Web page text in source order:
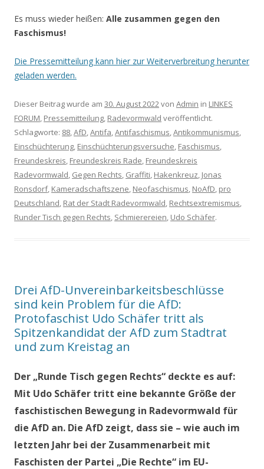
Es muss wieder heißen: Alle zusammen gegen den
Faschismus!
Die Pressemitteilung kann hier zur Weiterverbreitung herunter
geladen werden.
Dieser Beitrag wurde am 30. August 2022von Admin in LINKES
FORUM, Pressemitteilung, Radevormwald veröffentlicht.
Schlagworte: 88,AfD,Antifa,Antifaschismus,Antikommunismus,
Einschüchterung, Einschüchterungsversuche, Faschismus,
Freundeskreis, Freundeskreis Rade, Freundeskreis
Radevormwald, Gegen Rechts, Graffiti, Hakenkreuz, Jonas
Ronsdorf, Kameradschaftszene, Neofaschismus, NoAfD, pro
Deutschland, Rat der Stadt Radevormwald, Rechtsextremismus,
Runder Tisch gegen Rechts, Schmierereien, Udo Schäfer.
Drei AfD-Unvereinbarkeitsbeschlüsse
sind kein Problem für die AfD:
Protofaschist Udo Schäfer tritt als
Spitzenkandidat der AfD zum Stadtrat
und zum Kreistag an
Der „Runde Tisch gegen Rechts“ deckte es auf:
Mit Udo Schäfer tritt eine bekannte Größe der
faschistischen Bewegung in Radevormwald für
die AfD an. Die AfD zeigt, dass sie – wie auch im
letzten Jahr bei der Zusammenarbeit mit
Faschisten der Partei „Die Rechte“ im EU-